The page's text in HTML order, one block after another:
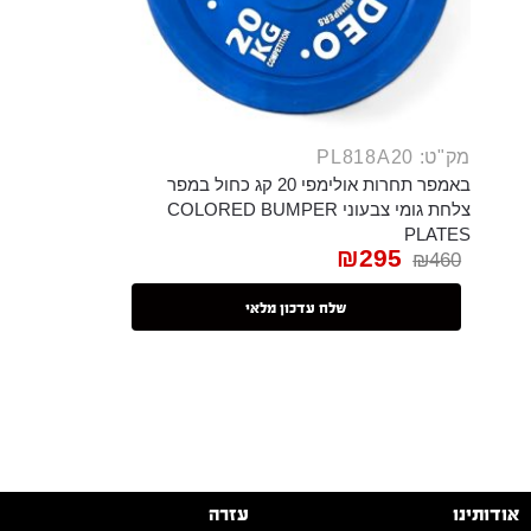
מק"ט: PL818A20
באמפר תחרות אולימפי 20 קג כחול במפר
צלחת גומי צבעוני COLORED BUMPER
PLATES
₪460
₪295
שלח עדכון מלאי
אודותינו עזרה